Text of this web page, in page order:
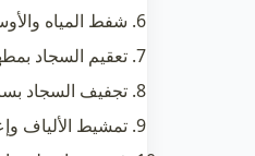
شفط المياه
تعقيم السجاد
تجفيف السجاد
تمشيط الألياف